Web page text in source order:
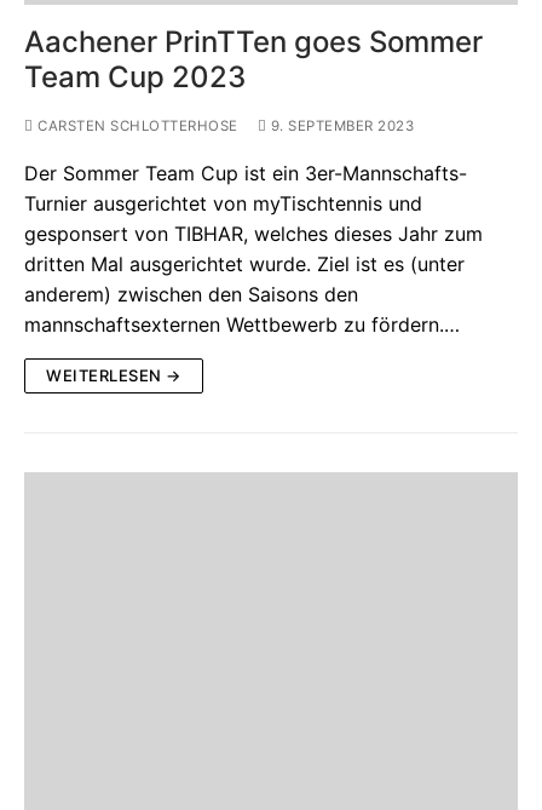
Aachener PrinTTen goes Sommer
Team Cup 2023
CARSTEN SCHLOTTERHOSE 9. SEPTEMBER 2023
Der Sommer Team Cup ist ein 3er-Mannschafts-
Turnier ausgerichtet von myTischtennis und
gesponsert von TIBHAR, welches dieses Jahr zum
dritten Mal ausgerichtet wurde. Ziel ist es (unter
anderem) zwischen den Saisons den
mannschaftsexternen Wettbewerb zu fördern.…
WEITERLESEN →